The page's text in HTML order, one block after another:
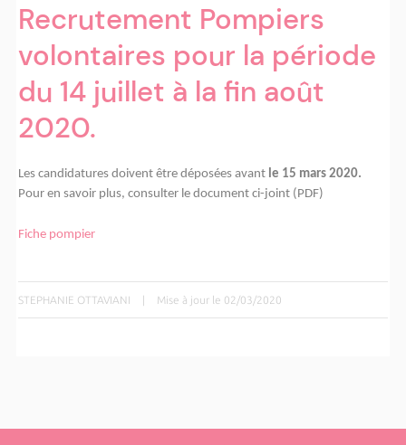
Recrutement Pompiers
volontaires pour la période
du 14 juillet à la fin août
2020.
Les candidatures doivent être déposées avant le 15 mars 2020.
Pour en savoir plus, consulter le document ci-joint (PDF)
Fiche pompier
STEPHANIE OTTAVIANI | Mise à jour le 02/03/2020